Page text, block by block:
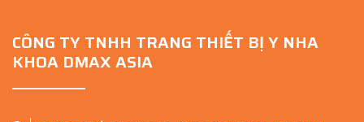
CÔNG TY TNHH TRANG THIẾT BỊ Y NHA
KHOA DMAX ASIA